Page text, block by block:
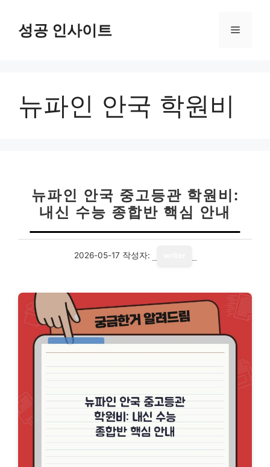
성공 인사이트 메
뉴파인 안국 학원비
뉴파인 안국 중고등관 학원비:
내신 수능 종합반 핵심 안내
2026-05-17 작성자: